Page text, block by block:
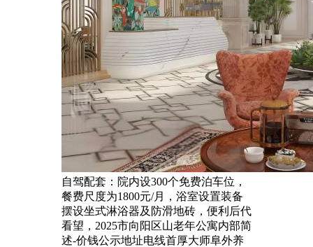
自驾配套：院内设300个免费泊车位，
餐费尺度为1800元/月，浴室设置装备
摆设坐式淋浴器及防滑地砖，便利后代
看望，2025市向阳区山老年公寓内部简
述-价钱公示地址电线首厚大师阜外养